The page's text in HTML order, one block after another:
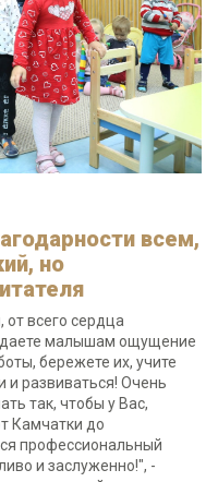
всем,
но
всего сердца
малышам ощущение
бережете их, учите
и развиваться! Очень
так, чтобы у Вас,
Камчатки до
профессиональный
и заслуженно!", -